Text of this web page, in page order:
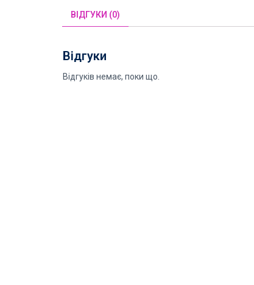
ВІДГУКИ (0)
Відгуки
Відгуків немає, поки що.